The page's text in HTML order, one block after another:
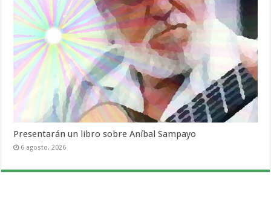
Presentarán un libro sobre Aníbal Sampayo
6 agosto, 2026